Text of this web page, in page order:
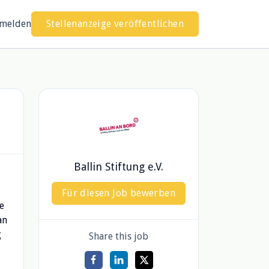
Stellenanzeige veröffentlichen
Ballin Stiftung e.V.
Für diesen Job bewerben
Share this job